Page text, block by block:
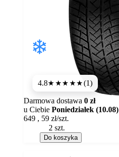
4.8★★★★★(1)
Dostępność:
Darmowa dostawa 0 zł
u Ciebie Poniedziałek (10.08)
649 , 59 zł/szt.
Do koszyka